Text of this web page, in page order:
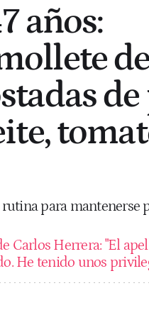
años:
de
de
para mantenerse
Carlos Herrera: "El
He tenido unos